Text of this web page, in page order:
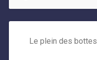
Le plein des bottes